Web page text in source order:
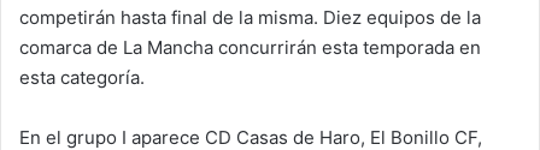
competirán hasta final de la misma. Diez equipos de la
comarca de La Mancha concurrirán esta temporada en
esta categoría.
En el grupo I aparece CD Casas de Haro, El Bonillo CF,